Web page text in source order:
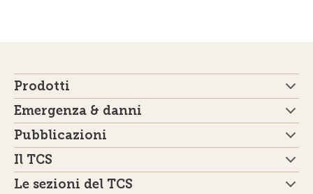
Prodotti
Emergenza & danni
Pubblicazioni
Il TCS
Le sezioni del TCS